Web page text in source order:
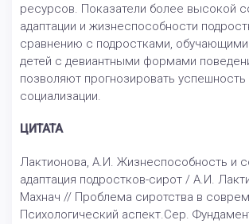
ресурсов. Показатели более высокой
адаптации и жизнеспособности
сравнению с подростками,
детей с девиантными формами
позволяют прогнозировать
социализации.
ЦИТАТА
Лактионова, А.И. Жизнеспособность и
адаптация подростков-сирот / А.И.
Махнач // Проблема сиротства в
Психологический аспект.Сер.